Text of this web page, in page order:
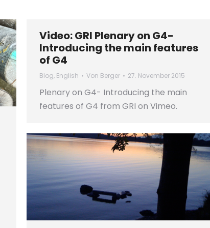
Video: GRI Plenary on G4-
Introducing the main features
of G4
Blog, English Von Berger 27. November 2015
Plenary on G4- Introducing the main
features of G4 from GRI on Vimeo.